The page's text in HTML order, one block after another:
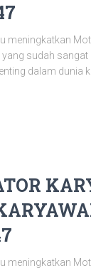
sudah
dalam dunia